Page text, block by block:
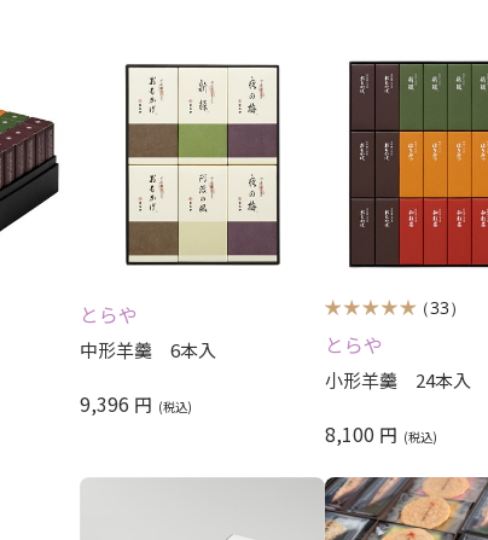
とらや
中形羊羹 6本入
9,396 円
（33）
とらや
小形羊羹 24本入
8,100 円